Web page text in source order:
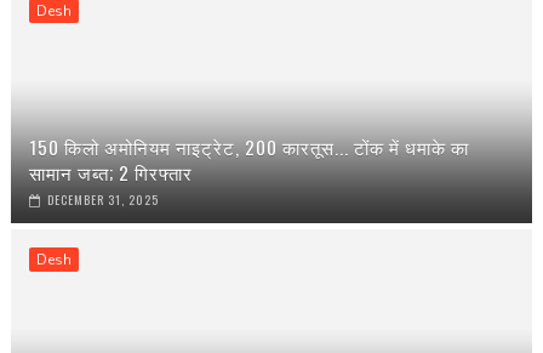
Desh
150 किलो अमोनियम नाइट्रेट, 200 कारतूस... टोंक में धमाके का
सामान जब्त; 2 गिरफ्तार
DECEMBER 31, 2025
Desh